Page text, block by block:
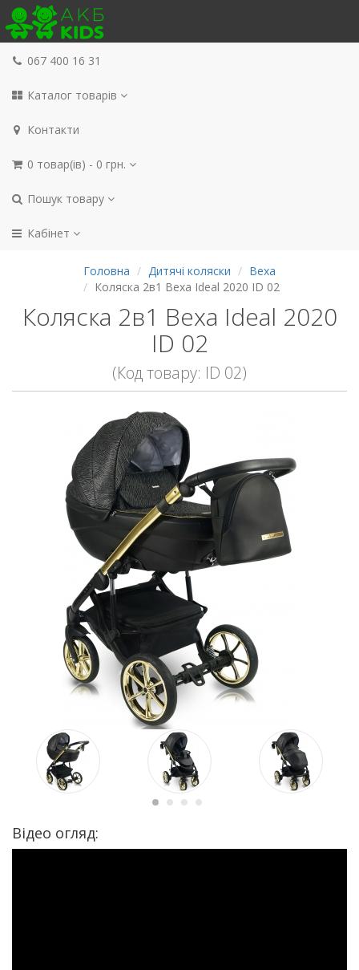
067 400 16 31
Каталог товарів
Контакти
0 товар(ів) - 0 грн.
Пошук товару
Кабінет
Головна Дитячі коляски
Bexa
Коляска 2в1 Bexa Ideal 2020 ID 02
Коляска 2в1 Bexa Ideal 2020
ID 02
(Код товару: ID 02)
Відео огляд: